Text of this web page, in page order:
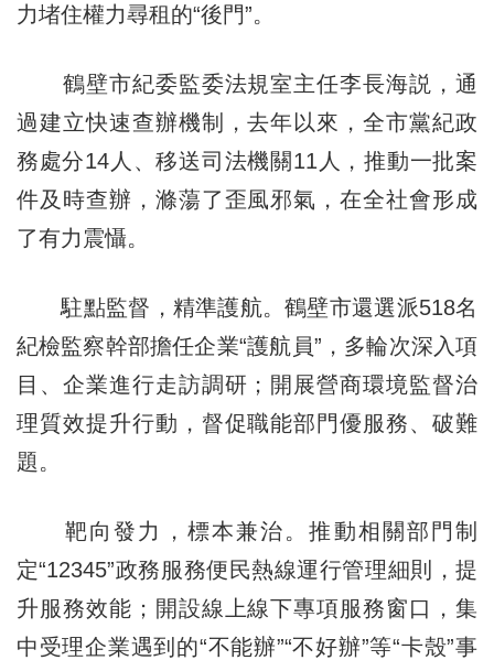
力堵住權力尋租的“後門”。
鶴壁市紀委監委法規室主任李長海説，通
過建立快速查辦機制，去年以來，全市黨紀政
務處分14人、移送司法機關11人，推動一批案
件及時查辦，滌蕩了歪風邪氣，在全社會形成
了有力震懾。
駐點監督，精準護航。鶴壁市還選派518名
紀檢監察幹部擔任企業“護航員”，多輪次深入項
目、企業進行走訪調研；開展營商環境監督治
理質效提升行動，督促職能部門優服務、破難
題。
靶向發力，標本兼治。推動相關部門制
定“12345”政務服務便民熱線運行管理細則，提
升服務效能；開設線上線下專項服務窗口，集
中受理企業遇到的“不能辦”“不好辦”等“卡殼”事